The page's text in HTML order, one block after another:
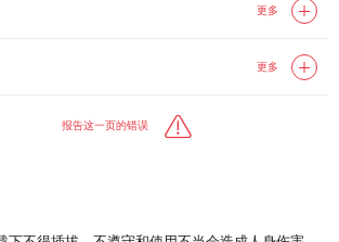
更多
更多
报告这一页的错误